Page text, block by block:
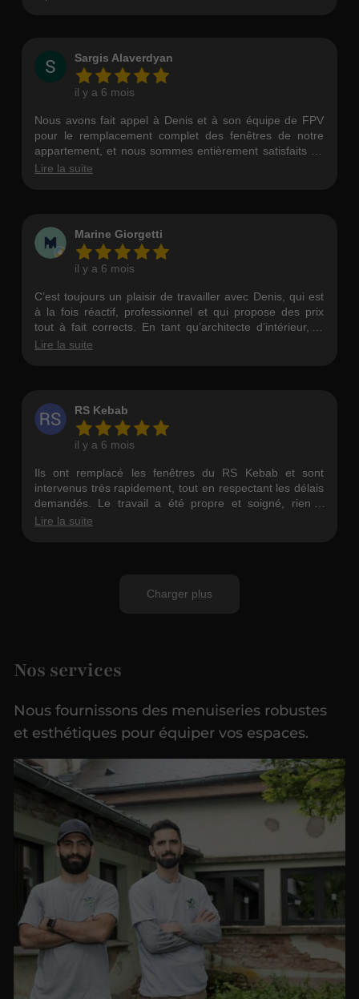
Nos services
Nous fournissons des menuiseries robustes
et esthétiques pour équiper vos espaces.